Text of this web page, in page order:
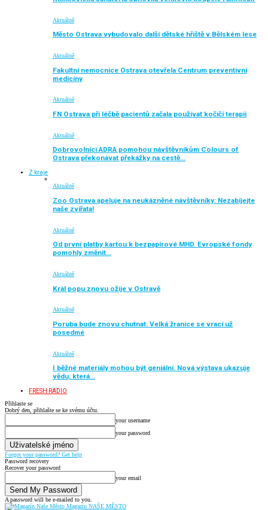
Aktuálně
Město Ostrava vybudovalo další dětské hřiště v Bělském lese
Aktuálně
Fakultní nemocnice Ostrava otevřela Centrum preventivní
medicíny
Aktuálně
FN Ostrava při léčbě pacientů začala používat kočičí terapii
Aktuálně
Dobrovolníci ADRA pomohou návštěvníkům Colours of
Ostrava překonávat překážky na cestě…
Z kraje
Aktuálně
Zoo Ostrava apeluje na neukázněné návštěvníky: Nezabíjejte
naše zvířata!
Aktuálně
Od první platby kartou k bezpapírové MHD. Evropské fondy
pomohly změnit…
Aktuálně
Král popu znovu ožije v Ostravě
Aktuálně
Poruba bude znovu chutnat. Velká žranice se vrací už
posedmé
Aktuálně
I běžné materiály mohou být geniální. Nová výstava ukazuje
vědu, která…
FRESH RADIO
Přihlaste se
Dobrý den, přihlašte se ke svému účtu.
your username
your password
Forgot your password? Get help
Password recovery
Recover your password
your email
A password will be e-mailed to you.
Magazín NAŠE MĚSTO